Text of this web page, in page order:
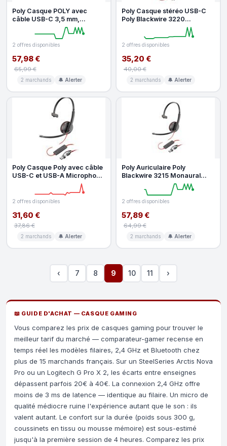
Poly Casque POLY avec
câble USB-C 3,5 mm,
microphone perche et son
professionnel
2 offres disponibles
57,98 €
65,99 €
2 marchands 🔔 Alerter
Poly Casque stéréo USB-C
Poly Blackwire 3220
2 offres disponibles
35,20 €
40,00 €
2 marchands 🔔 Alerter
Poly Casque Poly avec câble
USB-C et USB-A Microphone
supra-aural monaural
2 offres disponibles
31,60 €
37,86 €
2 marchands 🔔 Alerter
Poly Auriculaire Poly
Blackwire 3215 Monaural
USB-C Jack 3,5mm
Adaptateur USB-C
2 offres disponibles
57,89 €
64,99 €
2 marchands 🔔 Alerter
‹ 7 8 9 10 11 ›
📖 GUIDE D'ACHAT — CASQUE GAMING
Vous comparez les prix de casques gaming pour trouver le
meilleur tarif du marché — comparateur-gamer recense en
temps réel les modèles filaires, 2,4 GHz et Bluetooth chez
plus de 15 marchands français. Sur un SteelSeries Arctis Nova
Pro ou un Logitech G Pro X 2, les écarts entre enseignes
dépassent parfois 20€ à 40€. La connexion 2,4 GHz offre
moins de 3 ms de latence — identique au filaire. Un micro de
qualité médiocre ruine l'expérience autant que le son : ils
valent autant. Le confort sur la durée (poids sous 300 g,
coussinets en tissu ou mousse mémoire) est sous-estimé
jusqu'à la première session de 4 heures. Comparez les prix